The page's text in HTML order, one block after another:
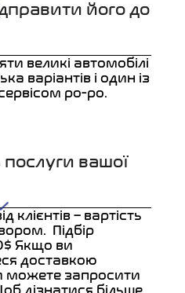
його до
великі автомобілі
варіантів і один із
ро-ро.
вашої
клієнтів – вартість
Підбір
Якщо ви
доставкою
можете запросити